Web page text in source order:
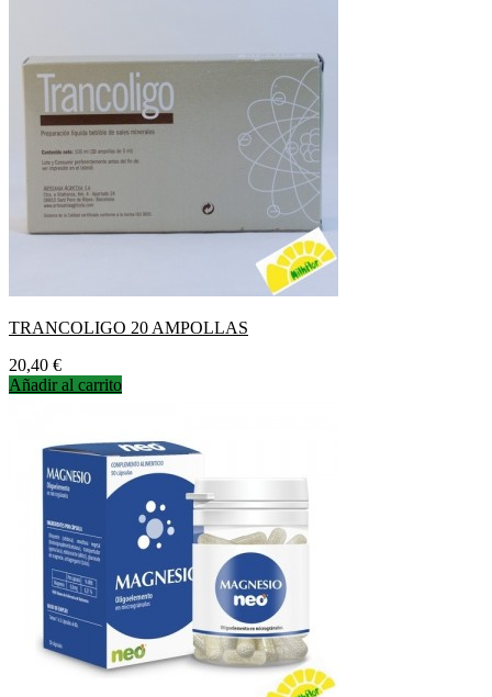
TRANCOLIGO 20 AMPOLLAS
Precio
20,40 €
Añadir al carrito